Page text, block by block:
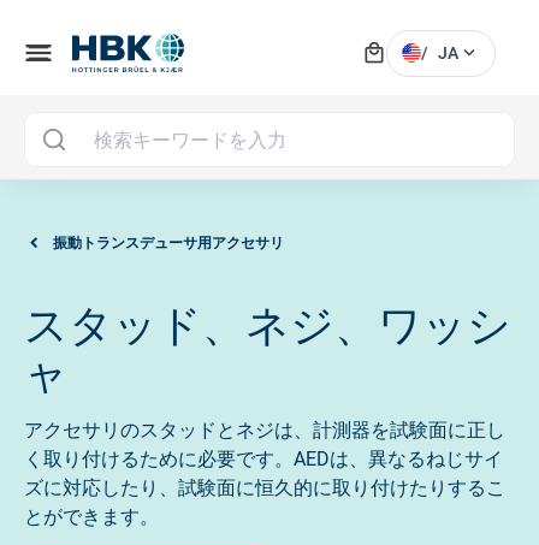
menu local_mall / JA expand_more
振動トランスデューサ用アクセサリ
スタッド、ネジ、ワッシ
ャ
アクセサリのスタッドとネジは、計測器を試験面に正し
く取り付けるために必要です。AEDは、異なるねじサイ
ズに対応したり、試験面に恒久的に取り付けたりするこ
とができます。